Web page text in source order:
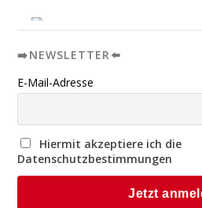
➡️NEWSLETTER⬅️
E-Mail-Adresse
Hiermit akzeptiere ich die
Datenschutzbestimmungen